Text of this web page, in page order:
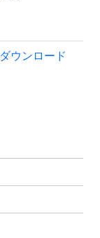
ダウンロード